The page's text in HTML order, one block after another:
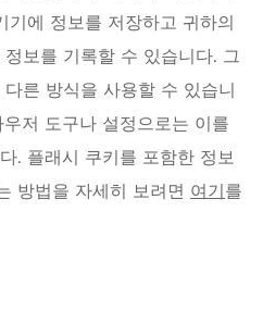
기에 정보를 저장하고 귀하의
보를 기록할 수 있습니다. 그
른 방식을 사용할 수 있습니
저 도구나 설정으로는 이를
. 플래시 쿠키를 포함한 정보
방법을 자세히 보려면 여기를